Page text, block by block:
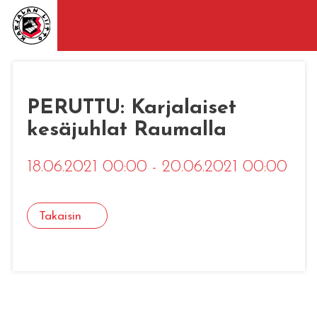
PERUTTU: Karjalaiset
kesäjuhlat Raumalla
18.06.2021 00:00 - 20.06.2021 00:00
Takaisin